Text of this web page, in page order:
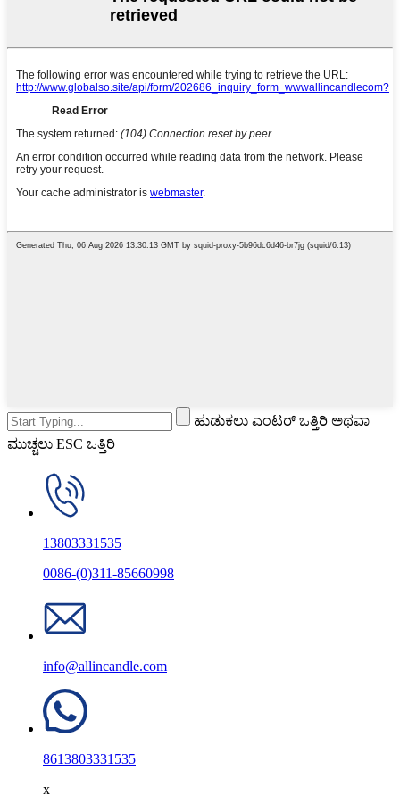
ಹುಡುಕಲು ಎಂಟರ್ ಒತ್ತಿರಿ ಅಥವಾ
ಮುಚ್ಚಲು ESC ಒತ್ತಿರಿ
13803331535
0086-(0)311-85660998
info@allincandle.com
8613803331535
x